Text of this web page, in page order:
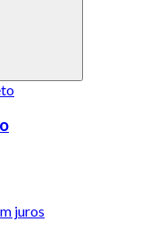
juros